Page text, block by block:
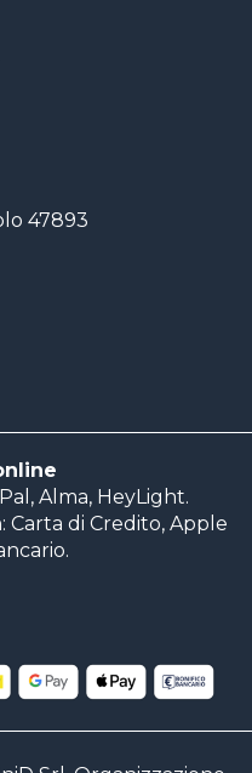
47893
Alma, HeyLight.
Carta di Credito, Apple